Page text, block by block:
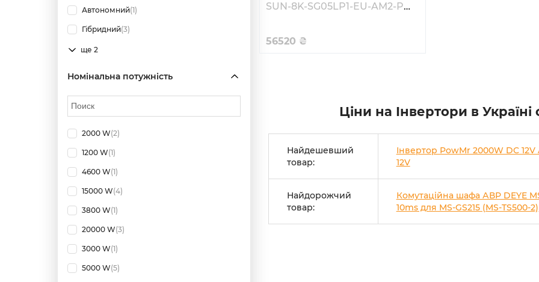
Автономний(1)
Гібридний(3)
ще 2
Номінальна потужність
2000 W(2)
1200 W(1)
4600 W(1)
15000 W(4)
3800 W(1)
20000 W(3)
3000 W(1)
5000 W(5)
SUN-8K-SG05LP1-EU-AM2-P
Однофазний
56520 ₴
Ціни на Інвертори в Україні
Найдешевший
товар:
Інвертор PowMr 2000W DC 12V
12V
Найдорожчий
товар:
Комутаційна шафа АВР DEYE
10ms для MS-GS215 (MS-TS500-2)